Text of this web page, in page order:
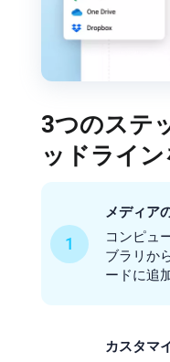
3つのステ
ッドライ
1
メディア
コンピュ
ブラリか
ードに追
カスタマ